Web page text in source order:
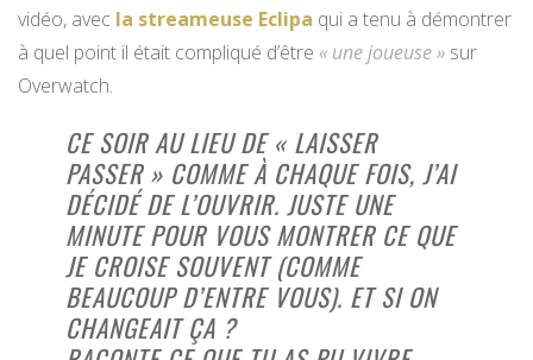
vidéo, avec la streameuse Eclipa qui a tenu à démontrer
à quel point il était compliqué d’être « une joueuse » sur
Overwatch.
CE SOIR AU LIEU DE « LAISSER
PASSER » COMME À CHAQUE FOIS, J’AI
DÉCIDÉ DE L’OUVRIR. JUSTE UNE
MINUTE POUR VOUS MONTRER CE QUE
JE CROISE SOUVENT (COMME
BEAUCOUP D’ENTRE VOUS). ET SI ON
CHANGEAIT ÇA ?